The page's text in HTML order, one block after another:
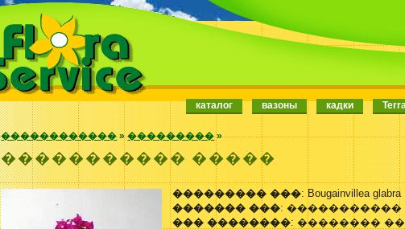
каталог вазоны кадки
������������»���������»
����������� �����
��������� ���: Bougainvillea glabra
������� ���:
��� ��������: ��������